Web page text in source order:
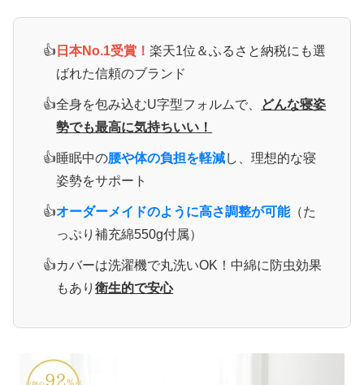
日本No.1受賞！楽天1位＆ふるさと納税にも選
ばれた信頼のブランド
全身を包み込むU字型フォルムで、
どんな寝姿
勢でも最高に気持ちいい！
睡眠中の腰や体の負担を軽減し、理想的な寝
姿勢をサポート
オーダーメイドのように高さ調整が可能（た
っぷり補充綿550g付属）
カバーは洗濯機で丸洗いOK！中綿に防虫効果
もあり衛生的で安心